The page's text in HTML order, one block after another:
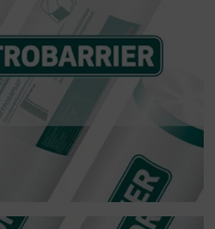
за защита на топлоизолацията
окачени вентилируеми фасади в
и промишлено строителство.
Повече детайли